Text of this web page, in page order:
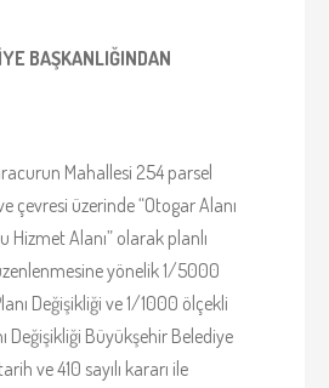
BAŞKANLIĞINDAN
Mahallesi 254 parsel
çevresi üzerinde “Otogar Alanı
Hizmet Alanı” olarak planlı
yönelik 1/5000
Değişikliği ve 1/1000 ölçekli
Değişikliği Büyükşehir Belediye
ve 410 sayılı kararı ile